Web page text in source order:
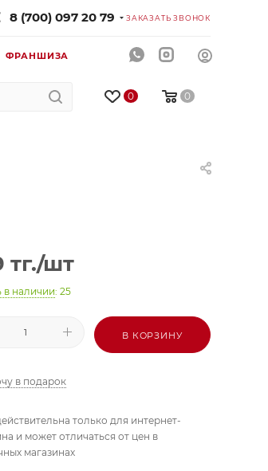
8 (700) 097 20 79 ЗАКАЗАТЬ ЗВОНОК
ФРАНШИЗА
0 0
тг./шт
в наличии: 25
В КОРЗИНУ
в подарок
только для интернет-
и может отличаться от цен в
магазинах